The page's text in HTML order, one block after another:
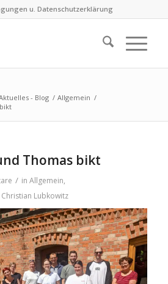
u. Datenschutzerklärung
- Blog / Allgemein /
Thomas bikt
/ in Allgemein,
Christian Lubkowitz